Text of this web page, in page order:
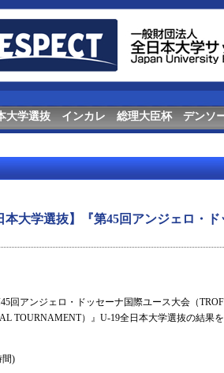
大学選抜 インカレ 総理大臣杯 デンソ
本大学選抜】『第45回アンジェロ・
回アンジェロ・ドッセーナ国際ユース大会（
TOURNAMENT）』U-19全日本大学選抜の結果を
間)